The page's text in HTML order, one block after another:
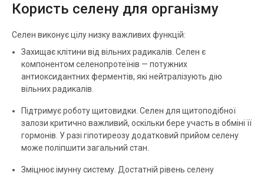
Користь селену для організму
Селен виконує цілу низку важливих функцій:
Захищає клітини від вільних радикалів. Селен є
компонентом селенопротеїнів — потужних
антиоксидантних ферментів, які нейтралізують дію
вільних радикалів.
Підтримує роботу щитовидки. Селен для щитоподібної
залози критично важливий, оскільки бере участь в обміні її
гормонів. У разі гіпотиреозу додатковий прийом селену
може поліпшити загальний стан.
Зміцнює імунну систему. Достатній рівень селену